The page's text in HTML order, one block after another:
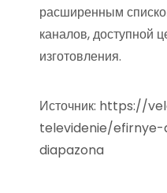
расширенным
каналов, доступной
изготовления.
Источник: https://
televidenie/
diapazona